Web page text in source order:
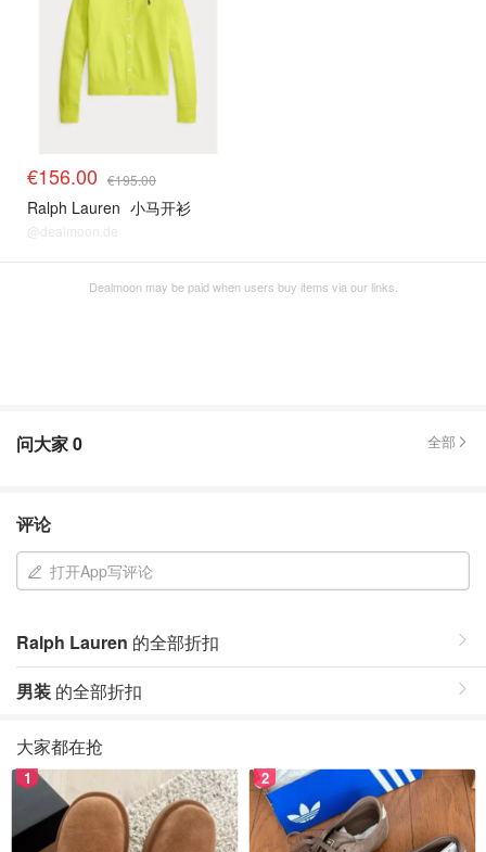
€156.00 €195.00
Ralph Lauren 小马开衫
@dealmoon.de
Dealmoon may be paid when users buy items via our links.
问大家0 全部
评论
打开App写评论
Ralph Lauren 的全部折扣
男装 的全部折扣
大家都在抢
1 2